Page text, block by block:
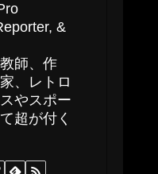
&
師、作
、レトロ
やスポー
超が付く